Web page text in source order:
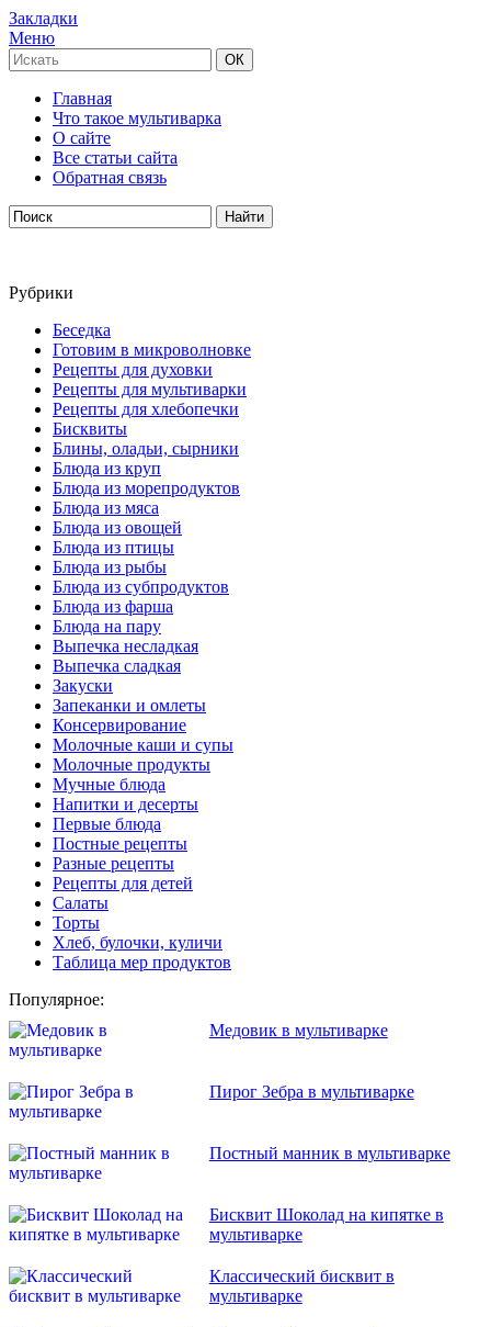
Закладки
Меню
Главная
Что такое мультиварка
О сайте
Все статьи сайта
Обратная связь
Рубрики
Беседка
Готовим в микроволновке
Рецепты для духовки
Рецепты для мультиварки
Рецепты для хлебопечки
Бисквиты
Блины, оладьи, сырники
Блюда из круп
Блюда из морепродуктов
Блюда из мяса
Блюда из овощей
Блюда из птицы
Блюда из рыбы
Блюда из субпродуктов
Блюда из фарша
Блюда на пару
Выпечка несладкая
Выпечка сладкая
Закуски
Запеканки и омлеты
Консервирование
Молочные каши и супы
Молочные продукты
Мучные блюда
Напитки и десерты
Первые блюда
Постные рецепты
Разные рецепты
Рецепты для детей
Салаты
Торты
Хлеб, булочки, куличи
Таблица мер продуктов
Популярное:
Медовик в мультиварке
Пирог Зебра в мультиварке
Постный манник в мультиварке
Бисквит Шоколад на кипятке в
мультиварке
Классический бисквит в
мультиварке